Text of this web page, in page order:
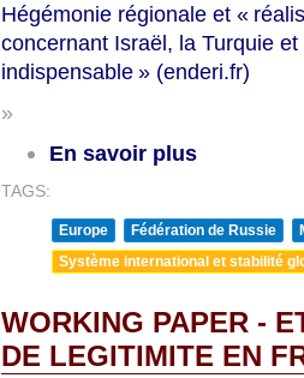
Hégémonie régionale et «
concernant Israël, la Turquie
indispensable » (enderi.fr)
»
En savoir plus
TAGS:
Europe Fédération de Russie
Système international et stabilité
WORKING PAPER -
DE LEGITIMITE EN